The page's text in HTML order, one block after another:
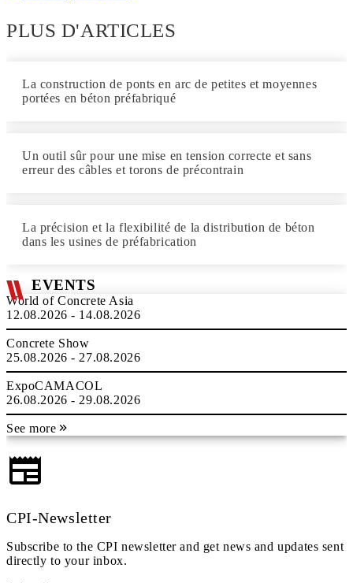
PLUS D'ARTICLES
La construction de ponts en arc de petites et moyennes
portées en béton préfabriqué
Un outil sûr pour une mise en tension correcte et sans
erreur des câbles et torons de précontrain
La précision et la flexibilité de la distribution de béton
dans les usines de préfabrication
EVENTS
World of Concrete Asia
12.08.2026 - 14.08.2026
Concrete Show
25.08.2026 - 27.08.2026
ExpoCAMACOL
26.08.2026 - 29.08.2026
See more
CPI-Newsletter
Subscribe to the CPI newsletter and get news and updates sent
directly to your inbox.